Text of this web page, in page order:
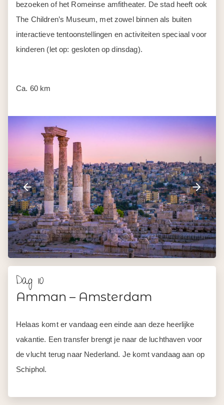
vakantie. Een transfer brengt je naar de luchthaven voor
de vlucht terug naar Nederland. Je komt vandaag aan op
Schiphol.
Prijzen
Vanaf 845,- p.p.
Vliegtickets zonder gedoe
inbegrepen - ook bij binnenlandse vluchten en
overstappen. Geen wisselende bagageregels, geen
onverwachte kosten, geen vergelijkingen zelf maken.
IATA-gecertificeerd.